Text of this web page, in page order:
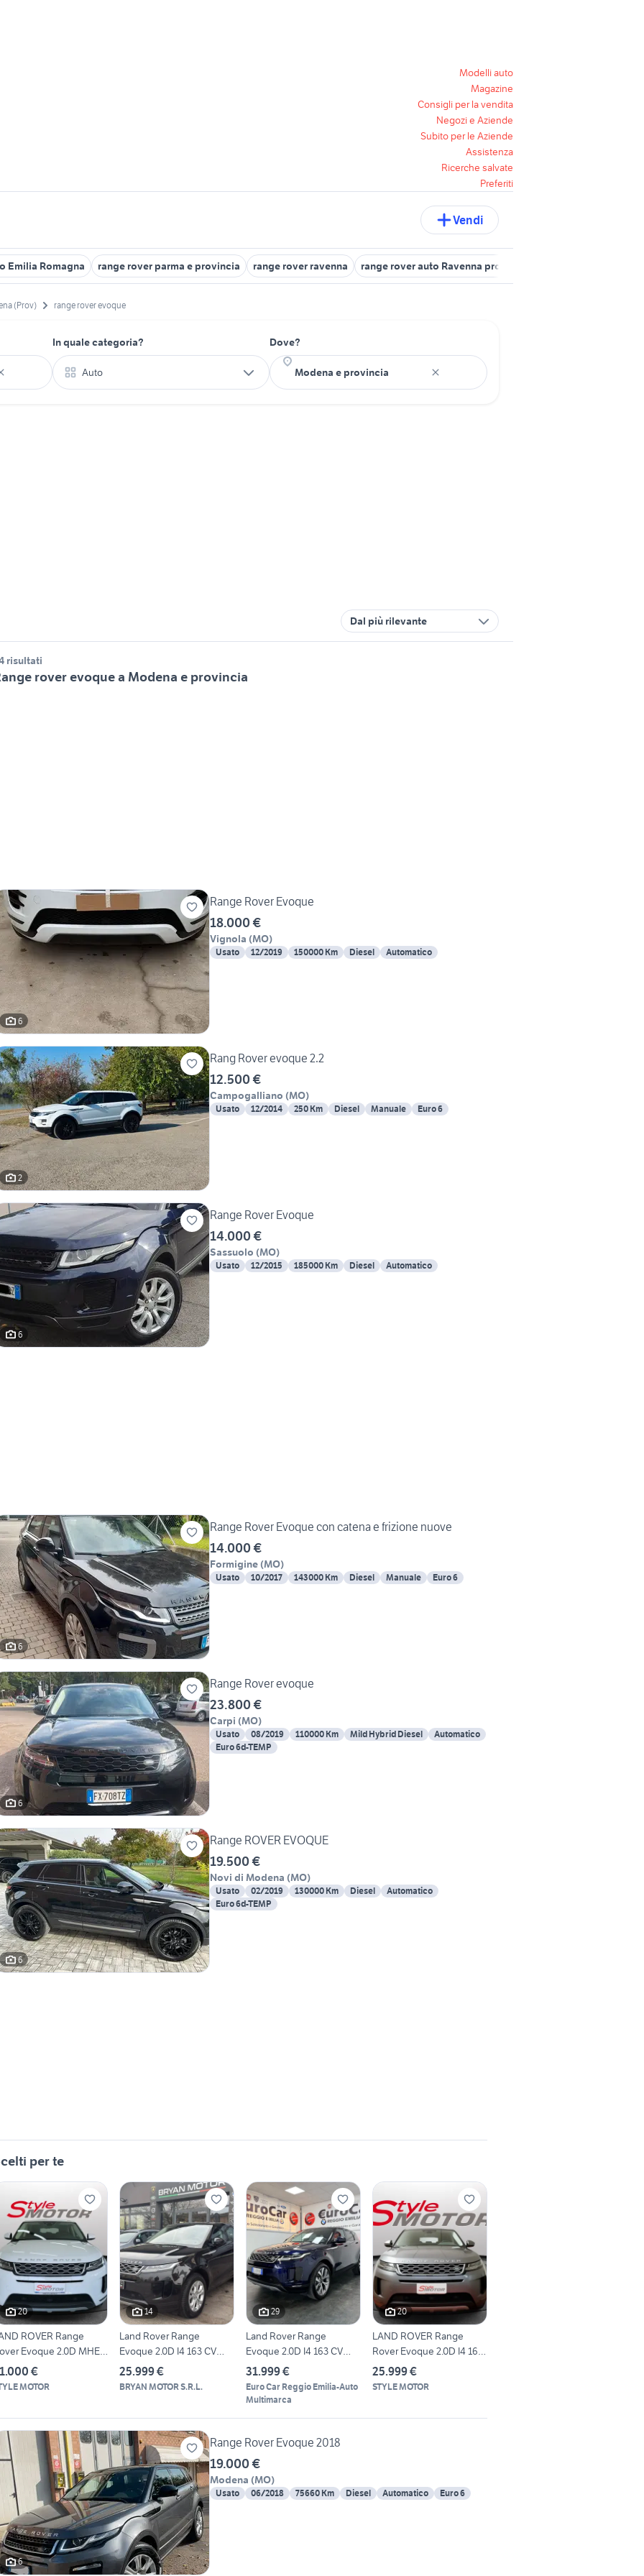
Modelli auto
Magazine
Consigli per la vendita
Negozi e Aziende
Subito per le Aziende
Assistenza
Ricerche salvate
Preferiti
Vendi
Emilia Romagna range rover parma e provincia range rover ravenna range rover auto Ravenna provincia
(Prov) range rover evoque
In quale categoria?
Auto
Dove?
Dal più rilevante
risultati
rover evoque a Modena e provincia
6
Range Rover Evoque
18.000 €
Vignola (MO)
Usato 12/2019 150000 Km Diesel Automatico
2
Rang Rover evoque 2.2
12.500 €
Campogalliano (MO)
Usato 12/2014 250 Km Diesel Manuale Euro 6
6
Range Rover Evoque
14.000 €
Sassuolo (MO)
Usato 12/2015 185000 Km Diesel Automatico
6
Range Rover Evoque con catena e frizione nuove
14.000 €
Formigine (MO)
Usato 10/2017 143000 Km Diesel Manuale Euro 6
6
Range Rover evoque
23.800 €
Carpi (MO)
Usato 08/2019 110000 Km Mild Hybrid Diesel
Automatico
Euro 6d-TEMP
6
Range ROVER EVOQUE
19.500 €
Novi di Modena (MO)
Usato 02/2019 130000 Km Diesel
Automatico
Euro 6d-TEMP
per te
20
ROVER Range
Evoque 2.0D MHEV
AW
€
MOTOR
14
Land Rover Range
Evoque 2.0D I4 163 CV
AWD Auto R-
25.999 €
BRYAN MOTOR S.R.L.
29
Land Rover Range
Evoque 2.0D I4 163 CV
mhev AWD Au
31.999 €
Euro Car Reggio Emilia-Auto
Multimarca
20
LAND ROVER Range
Rover Evoque 2.0D I4 163
CV AWD
25.999 €
STYLE MOTOR
6
Range Rover Evoque 2018
19.000 €
Modena (MO)
Usato 06/2018 75660 Km Diesel Automatico Euro 6